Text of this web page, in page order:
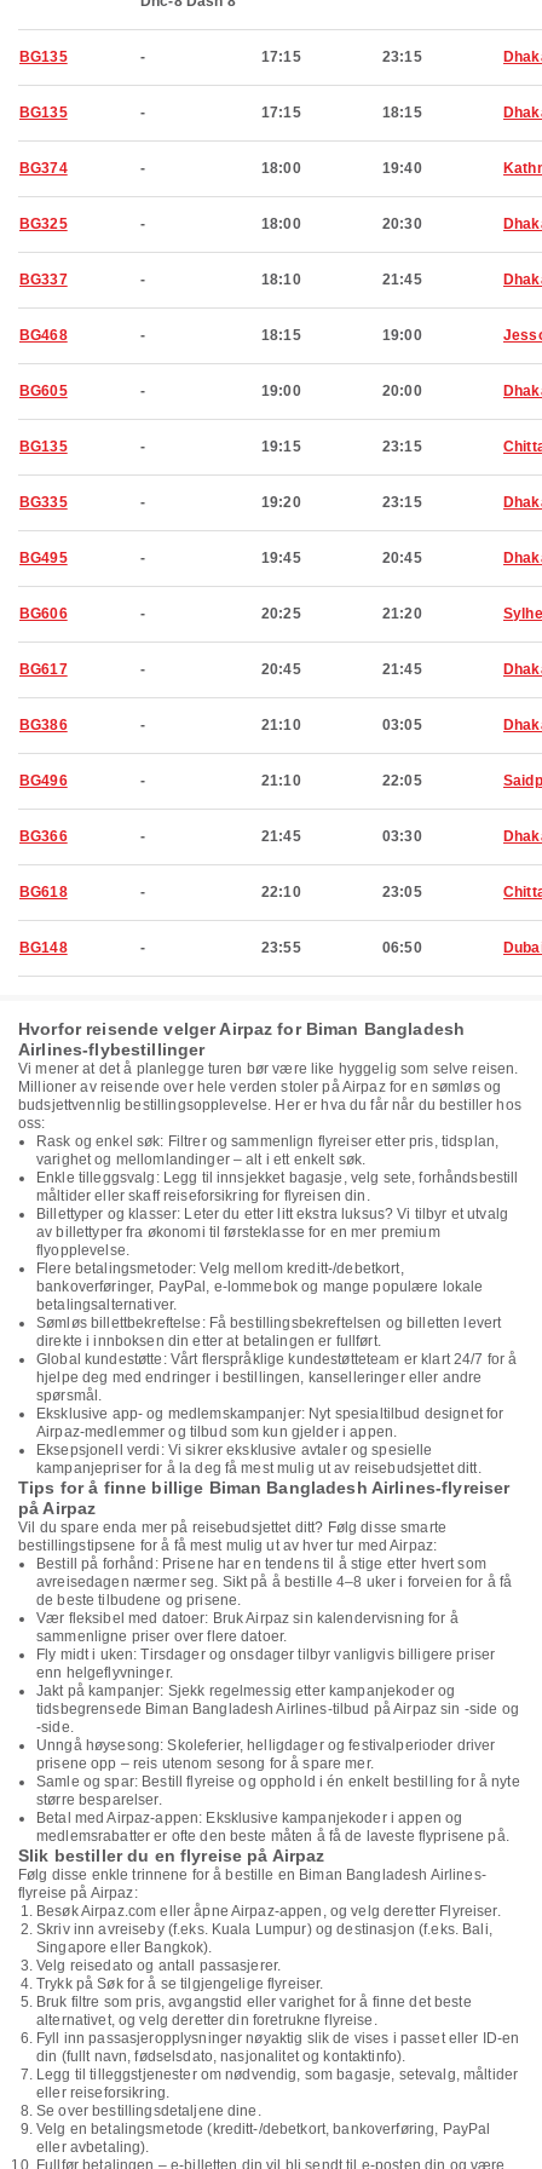
BG135 - 17:15 23:15
BG135 - 17:15 18:15
BG374 - 18:00 19:40
BG325 - 18:00 20:30
BG337 - 18:10 21:45
BG468 - 18:15 19:00
BG605 - 19:00 20:00
BG135 - 19:15 23:15
BG335 - 19:20 23:15
BG495 - 19:45 20:45
BG606 - 20:25 21:20
BG617 - 20:45 21:45
BG386 - 21:10 03:05
BG496 - 21:10 22:05
BG366 - 21:45 03:30
BG618 - 22:10 23:05
BG148 - 23:55 06:50
Hvorfor reisende velger Airpaz for Biman Bangladesh
Airlines-flybestillinger
Vi mener at det å planlegge turen bør være like hyggelig som selve reisen.
Millioner av reisende over hele verden stoler på Airpaz for en sømløs og
budsjettvennlig bestillingsopplevelse. Her er hva du får når du bestiller hos
oss:
Rask og enkel søk: Filtrer og sammenlign flyreiser etter pris, tidsplan,
varighet og mellomlandinger – alt i ett enkelt søk.
Enkle tilleggsvalg: Legg til innsjekket bagasje, velg sete, forhåndsbestill
måltider eller skaff reiseforsikring for flyreisen din.
Billettyper og klasser: Leter du etter litt ekstra luksus? Vi tilbyr et utvalg
av billettyper fra økonomi til førsteklasse for en mer premium
flyopplevelse.
Flere betalingsmetoder: Velg mellom kreditt-/debetkort,
bankoverføringer, PayPal, e-lommebok og mange populære lokale
betalingsalternativer.
Sømløs billettbekreftelse: Få bestillingsbekreftelsen og billetten levert
direkte i innboksen din etter at betalingen er fullført.
Global kundestøtte: Vårt flerspråklige kundestøtteteam er klart 24/7 for å
hjelpe deg med endringer i bestillingen, kanselleringer eller andre
spørsmål.
Eksklusive app- og medlemskampanjer: Nyt spesialtilbud designet for
Airpaz-medlemmer og tilbud som kun gjelder i appen.
Eksepsjonell verdi: Vi sikrer eksklusive avtaler og spesielle
kampanjepriser for å la deg få mest mulig ut av reisebudsjettet ditt.
Tips for å finne billige Biman Bangladesh Airlines-flyreiser
på Airpaz
Vil du spare enda mer på reisebudsjettet ditt? Følg disse smarte
bestillingstipsene for å få mest mulig ut av hver tur med Airpaz:
Bestill på forhånd: Prisene har en tendens til å stige etter hvert som
avreisedagen nærmer seg. Sikt på å bestille 4–8 uker i forveien for å få
de beste tilbudene og prisene.
Vær fleksibel med datoer: Bruk Airpaz sin kalendervisning for å
sammenligne priser over flere datoer.
Fly midt i uken: Tirsdager og onsdager tilbyr vanligvis billigere priser
enn helgeflyvninger.
Jakt på kampanjer: Sjekk regelmessig etter kampanjekoder og
tidsbegrensede Biman Bangladesh Airlines-tilbud på Airpaz sin -side og
-side.
Unngå høysesong: Skoleferier, helligdager og festivalperioder driver
prisene opp – reis utenom sesong for å spare mer.
Samle og spar: Bestill flyreise og opphold i én enkelt bestilling for å nyte
større besparelser.
Betal med Airpaz-appen: Eksklusive kampanjekoder i appen og
medlemsrabatter er ofte den beste måten å få de laveste flyprisene på.
Slik bestiller du en flyreise på Airpaz
Følg disse enkle trinnene for å bestille en Biman Bangladesh Airlines-
flyreise på Airpaz:
Besøk Airpaz.com eller åpne Airpaz-appen, og velg deretter Flyreiser.
Skriv inn avreiseby (f.eks. Kuala Lumpur) og destinasjon (f.eks. Bali,
Singapore eller Bangkok).
Velg reisedato og antall passasjerer.
Trykk på Søk for å se tilgjengelige flyreiser.
Bruk filtre som pris, avgangstid eller varighet for å finne det beste
alternativet, og velg deretter din foretrukne flyreise.
Fyll inn passasjeropplysninger nøyaktig slik de vises i passet eller ID-en
din (fullt navn, fødselsdato, nasjonalitet og kontaktinfo).
Legg til tilleggstjenester om nødvendig, som bagasje, setevalg, måltider
eller reiseforsikring.
Se over bestillingsdetaljene dine.
Velg en betalingsmetode (kreditt-/debetkort, bankoverføring, PayPal
eller avbetaling).
Fullfør betalingen – e-billetten din vil bli sendt til e-posten din og være